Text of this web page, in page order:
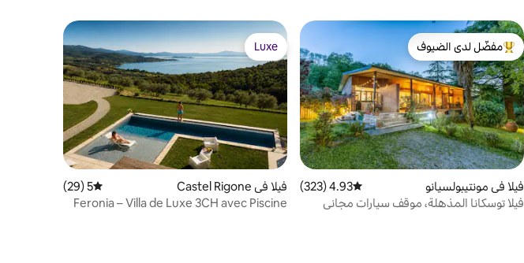
من أبرز البيوت المفضّلة لدى الضيوف
مفضّل لدى الضيوف
فيلا في مونتيبولسيانو متوسط التقييم 4.93 من 5، 323 مراجعات
4.93 (323)
فيلا توسكانا المذهلة، موقف سيارات مجاني
Luxe
Luxe
فيلا في Castel Rigone متوسط التقييم 5 من 5، 29 مراجعات
5 (29)
Feronia – Villa de Luxe 3CH avec Piscine